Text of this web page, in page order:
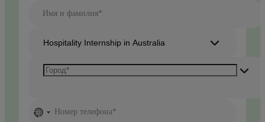
Имя и фамилия*
Hospitality Internship in Australia
No Номер телефона*